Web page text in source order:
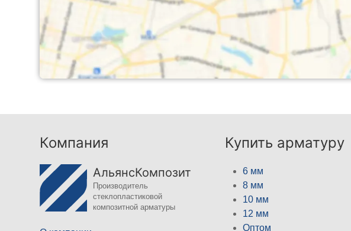
Компания
АльянсКомпозит
Производитель
стеклопластиковой
композитной арматуры
Купить арматуру
6 мм
8 мм
10 мм
12 мм
Оптом